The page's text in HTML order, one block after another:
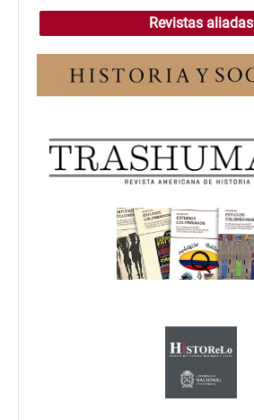
Revistas aliadas